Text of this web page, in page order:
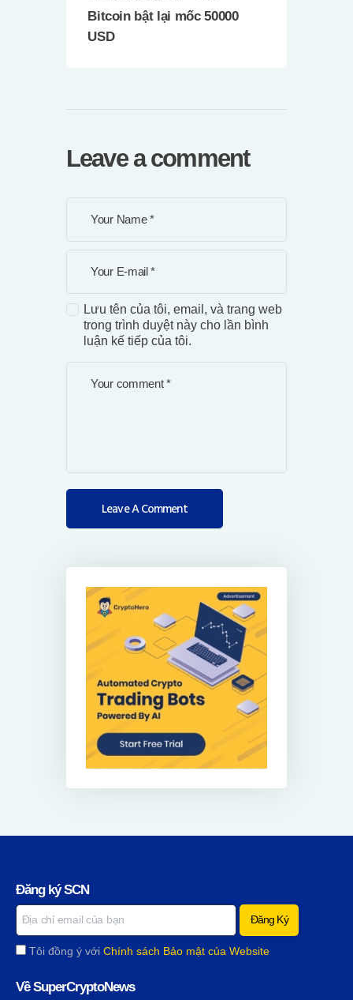
Bitcoin bật lại mốc 50000
USD
Leave a comment
Lưu tên của tôi, email, và trang web
trong trình duyệt này cho lần bình
luận kế tiếp của tôi.
Đăng ký SCN
Tôi đồng ý với Chính sách Bảo mật của Website
Về SuperCryptoNews